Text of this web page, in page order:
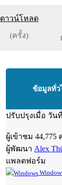
ดาวน์โหลด
(ครั้ง)
ข้อมูลทั่ว
ปรับปรุงเมื่อ วัน
ผู้เข้าชม 44,775
ผู้พัฒนา Alex
แพลตฟอร์ม